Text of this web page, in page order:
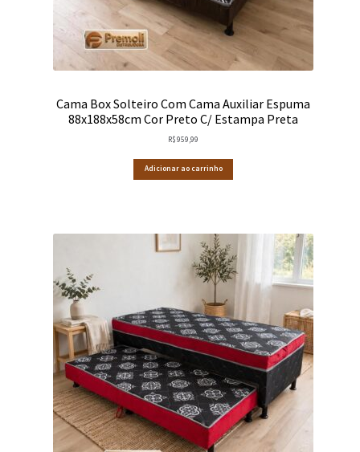
Cama Box Solteiro Com Cama Auxiliar Espuma
88x188x58cm Cor Preto C/ Estampa Preta
R$959,99
Adicionar ao carrinho